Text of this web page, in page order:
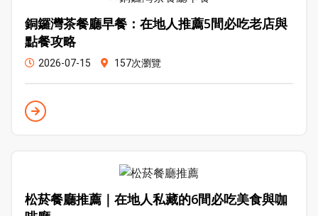
銅鑼灣茶餐廳早餐：在地人推薦5間必吃老店與
點餐攻略
2026-07-15 157次瀏覽
松菸餐廳推薦｜在地人私藏的6間必吃美食與咖